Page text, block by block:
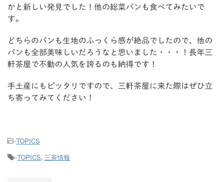
かと新しい発見でした！他の総菜パンも食べてみたいで
す。
どちらのパンも生地のふっくら感が絶品でしたので、他の
パンも全部美味しいだろうなと思いました・・・！長年三
軒茶屋で不動の人気を誇るのも納得です！
手土産にもピッタリですので、三軒茶屋に来た際はぜひ立
ち寄ってみてください！
-TOPICS
-TOPICS, 三茶情報